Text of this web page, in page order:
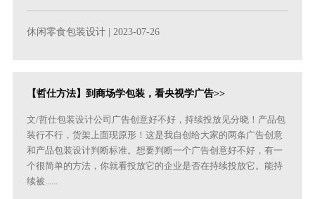
休闲零食包装设计 | 2023-07-26
【哲仕方法】到商场学包装，看央视学广告>>
文/哲仕包装设计公司广告创意好不好，持续投放见分晓！产品包
装行不行，货架上面现原形！这是我自创给大家的两条广告创意
和产品包装设计判断标准。想要判断一个广告创意好不好，有一
个很简单的方法，你就看投放它的企业是否在持续投放它。能持
续被......